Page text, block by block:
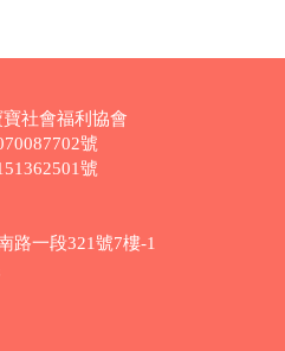
社會福利協會
號
號
路一段321號7樓-1